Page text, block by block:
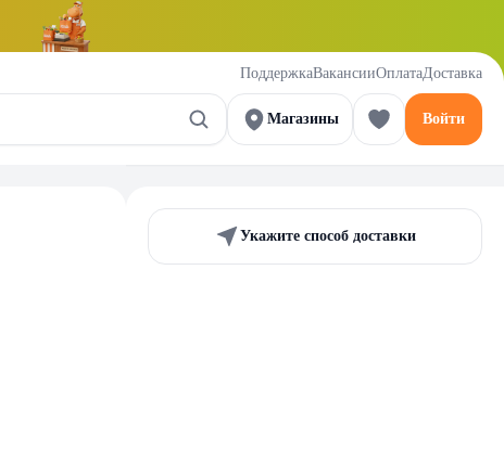
ПоддержкаВакансииОплатаДоставка
Магазины Войти
Укажите способ доставки